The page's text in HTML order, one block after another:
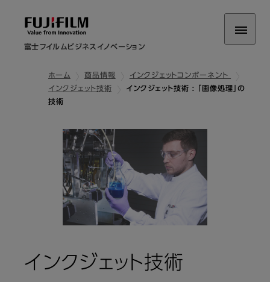
富士フイルムビジネスイノベーション
ホーム 商品情報
インクジェットコンポーネント
インクジェット技術
インクジェット技術 : 「画像処理」の
技術
インクジェット技術